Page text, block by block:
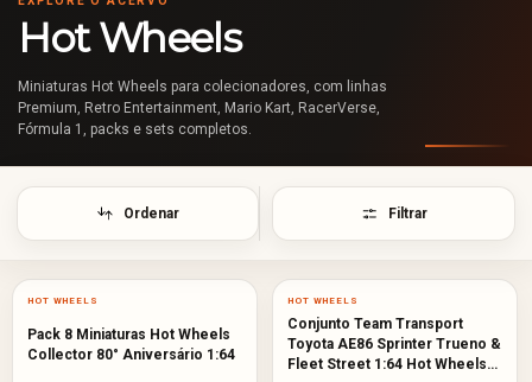
Hot Wheels
Miniaturas Hot Wheels para colecionadores, com linhas
Premium, Retro Entertainment, Mario Kart, RacerVerse,
Fórmula 1, packs e sets completos.
Ordenar Filtrar
HOT WHEELS
Pack 8 Miniaturas Hot Wheels
Collector 80° Aniversário 1:64
HOT WHEELS
Conjunto Team Transport
Toyota AE86 Sprinter Trueno &
Fleet Street 1:64 Hot Wheels